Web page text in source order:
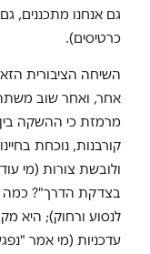
גם אנחנו מתכננים, גם
כרטיסים).
השיחה הציבורית
אחר, ואחר שוב
מרמזת כי ההשקה
קורבנות, נוכחת
ולובשת צורות (מי
בצדקת הדרך"? כמה
לנסוע ורחוק); היא
עדכניות (מי אמר